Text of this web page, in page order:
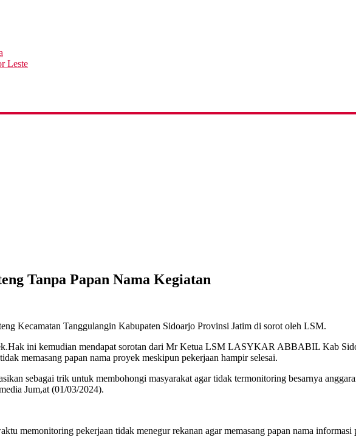
Leste
Tanpa Papan Nama Kegiatan
Kecamatan Tanggulangin Kabupaten Sidoarjo Provinsi Jatim di sorot oleh LSM.
ini kemudian mendapat sorotan dari Mr Ketua LSM LASYKAR ABBABIL Kab
memasang papan nama proyek meskipun pekerjaan hampir selesai.
sebagai trik untuk membohongi masyarakat agar tidak termonitoring besarnya
Jum,at (01/03/2024).
memonitoring pekerjaan tidak menegur rekanan agar memasang papan nama